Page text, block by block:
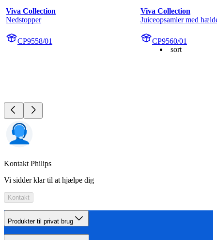
Viva Collection
Nedstopper
CP9558/01
Viva Collection
Juiceopsamler med
CP9560/01
sort
Kontakt Philips
Vi sidder klar til at hjælpe dig
Kontakt
Produkter til privat brug